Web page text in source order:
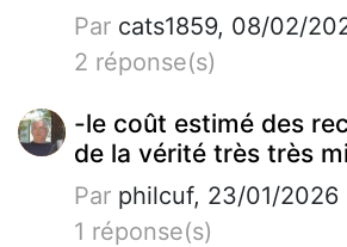
Par cats1859, 08/02/
2 réponse(s)
-le coût estimé des
de la vérité très très
Par philcuf, 23/01/2026
1 réponse(s)